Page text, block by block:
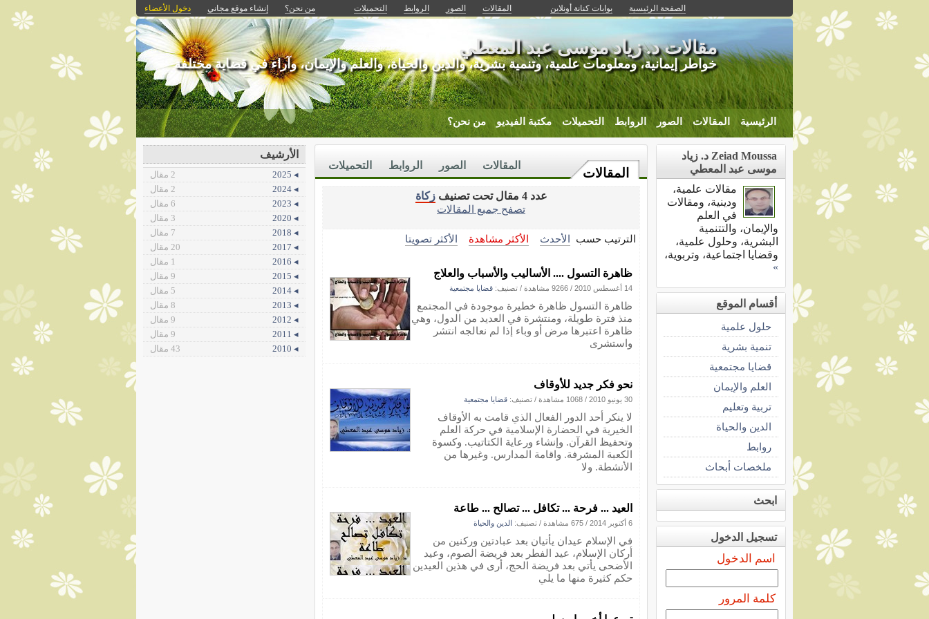
الصفحة الرئيسية بوابات كنانة أونلاين المقالات الصور الروابط التحميلات من نحن؟ إنشاء موقع مجاني دخول الأعضاء
مقالات د. زياد موسى عبد المعطي
خواطر إيمانية، ومعلومات علمية، وتنمية بشرية، والدين والحياة، والعلم والإيمان، وآراء في قضاية مختلفة
الرئيسية المقالات الصور الروابط التحميلات مكتبة الفيديو من نحن؟
المقالات
التحميلات الروابط الصور المقالات
عدد 4 مقال تحت تصنيف
زكاة
تصفح جميع المقالات
الترتيب حسب الأحدث الأكثر مشاهدة الأكثر تصويتا
ظاهرة التسول .... الأساليب والأسباب والعلاج
14 أغسطس 2010 / 9266 مشاهدة / تصنيف: قضايا مجتمعية
ظاهرة التسول ظاهرة خطيرة موجودة في المجتمع
منذ فترة طويلة، ومنتشرة في العديد من الدول، وهي
ظاهرة اعتبرها مرض أو وباء إذا لم نعالجه انتشر
واستشرى
نحو فكر جديد للأوقاف
30 يونيو 2010 / 1068 مشاهدة / تصنيف: قضايا مجتمعية
لا ينكر أحد الدور الفعال الذي قامت به الأوقاف
الخيرية في الحضارة الإسلامية في حركة العلم
وتحفيظ القرآن. وإنشاء ورعاية الكتاتيب. وكسوة
الكعبة المشرفة. واقامة المدارس. وغيرها من
الأنشطة. ولا
العيد ... فرحة ... تكافل ... تصالح ... طاعة
6 أكتوبر 2014 / 675 مشاهدة / تصنيف: الدين والحياة
في الإسلام عيدان يأتيان بعد عبادتين وركنين من
أركان الإسلام، عيد الفطر بعد فريضة الصوم، وعيد
الأضحى يأتي بعد فريضة الحج، أرى في هذين العيدين
حكم كثيرة منها ما يلي
Zeiad Moussa د. زياد
موسى عبد المعطي
مقالات علمية،
ودينية، ومقالات
في العلم
والإيمان، والتتنمية
البشرية، وحلول علمية،
وقضايا اجتماعية، وتربوية،
»
أقسام الموقع
حلول علمية
تنمية بشرية
قضايا مجتمعية
العلم والإيمان
تربية وتعليم
الدين والحياة
روابط
ملخصات أبحاث
ابحث
تسجيل الدخول
اسم الدخول
كلمة المرور
الأرشيف
◂ 2025
2 مقال
◂ 2024
2 مقال
◂ 2023
6 مقال
◂ 2020
3 مقال
◂ 2018
7 مقال
◂ 2017
20 مقال
◂ 2016
1 مقال
◂ 2015
9 مقال
◂ 2014
5 مقال
◂ 2013
8 مقال
◂ 2012
9 مقال
◂ 2011
9 مقال
◂ 2010
43 مقال